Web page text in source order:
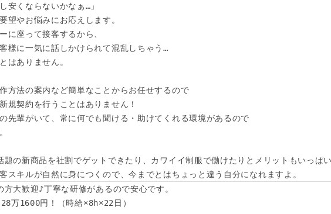
安くならないかなぁ…」
望やお悩みにお応えします。
に座って接客するから、
様に一気に話しかけられて混乱しちゃう…
はありません。
方法の案内など簡単なことからお任せするので
規契約を行うことはありません！
先輩がいて、常に何でも聞ける・助けてくれる環境があるので
題の新商品を社割でゲットできたり、カワイイ制服で働けたりとメリットもいっぱ
スキルが自然に身につくので、今までとはちょっと違う自分になれますよ。
方大歓迎♪丁寧な研修があるので安心です。
万1600円！（時給×8h×22日）